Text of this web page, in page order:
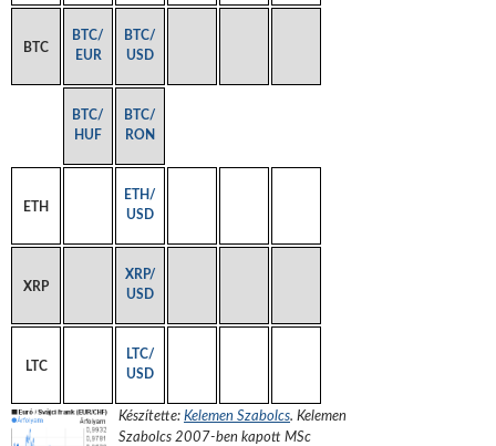
BTC
BTC/
EUR
BTC/
USD
BTC/
HUF
BTC/
RON
ETH
ETH/
USD
XRP
XRP/
USD
LTC
LTC/
USD
Készítette: Kelemen Szabolcs. Kelemen
Szabolcs 2007-ben kapott MSc